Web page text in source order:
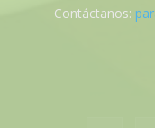
Contáctanos: